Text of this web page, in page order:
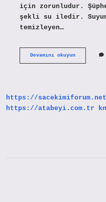
için zorunludur.
şekli su iledir.
temizleyen…
Devamını okuyunTaharet
https://sacekimiforum.net
https://atabeyi.com.tr